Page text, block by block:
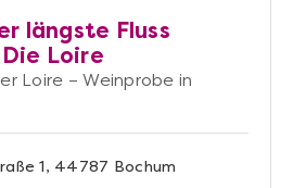
längste Fluss
Loire
Loire – Weinprobe in
1, 44787 Bochum